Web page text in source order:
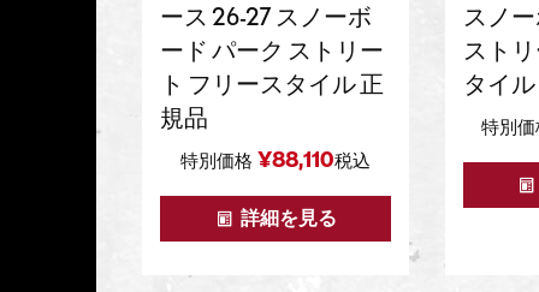
ース 26-27 スノーボ
ード パーク ストリー
ト フリースタイル 正
規品
特別価格 ¥88,110税込
詳細を見る
スノ
スト
タイ
特別価